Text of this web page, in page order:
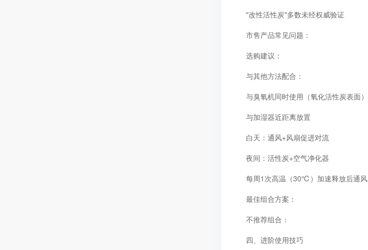
"改性活性炭"多数未经权威验证
市售产品常见问题：
选购建议：
与其他方法配合：
与臭氧机同时使用（氧化活性炭表面）
与加湿器近距离放置
白天：通风+风扇促进对流
夜间：活性炭+空气净化器
每周1次高温（30℃）加速释放后通风
最佳组合方案：
不推荐组合：
四、进阶使用技巧